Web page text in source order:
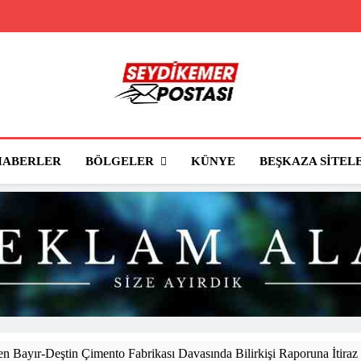
Seydikemer
BÖLGELER KÜNYE BEŞKAZA
Bayır-Deştin Çimento Fabrikası Davasında Bilirkişi Raporuna İtiraz